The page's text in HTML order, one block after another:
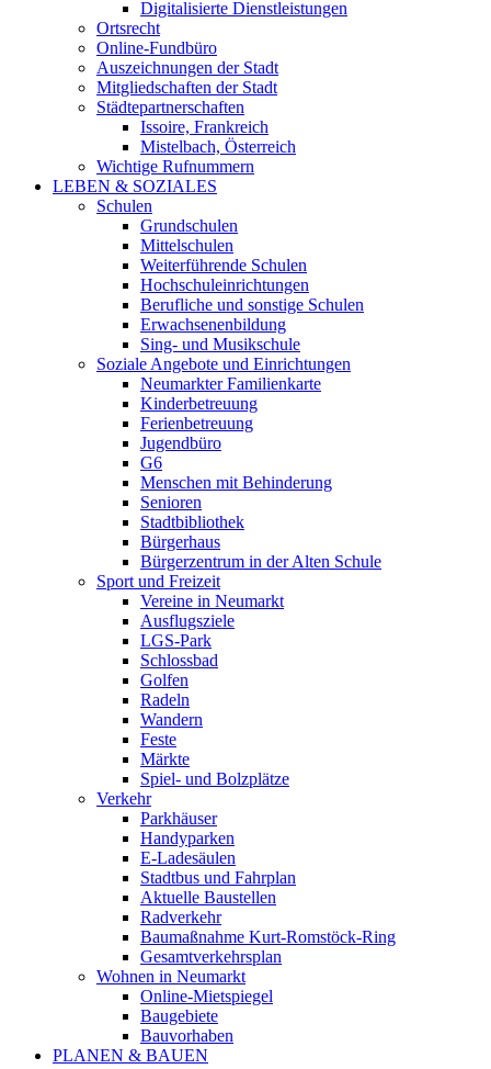
Digitalisierte Dienstleistungen
Ortsrecht
Online-Fundbüro
Auszeichnungen der Stadt
Mitgliedschaften der Stadt
Städtepartnerschaften
Issoire, Frankreich
Mistelbach, Österreich
Wichtige Rufnummern
LEBEN & SOZIALES
Schulen
Grundschulen
Mittelschulen
Weiterführende Schulen
Hochschuleinrichtungen
Berufliche und sonstige Schulen
Erwachsenenbildung
Sing- und Musikschule
Soziale Angebote und Einrichtungen
Neumarkter Familienkarte
Kinderbetreuung
Ferienbetreuung
Jugendbüro
G6
Menschen mit Behinderung
Senioren
Stadtbibliothek
Bürgerhaus
Bürgerzentrum in der Alten Schule
Sport und Freizeit
Vereine in Neumarkt
Ausflugsziele
LGS-Park
Schlossbad
Golfen
Radeln
Wandern
Feste
Märkte
Spiel- und Bolzplätze
Verkehr
Parkhäuser
Handyparken
E-Ladesäulen
Stadtbus und Fahrplan
Aktuelle Baustellen
Radverkehr
Baumaßnahme Kurt-Romstöck-Ring
Gesamtverkehrsplan
Wohnen in Neumarkt
Online-Mietspiegel
Baugebiete
Bauvorhaben
PLANEN & BAUEN